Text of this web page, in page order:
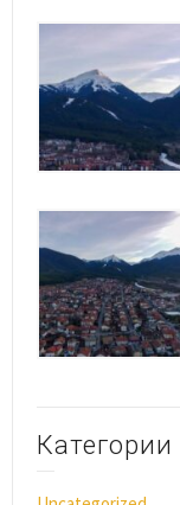
Категории